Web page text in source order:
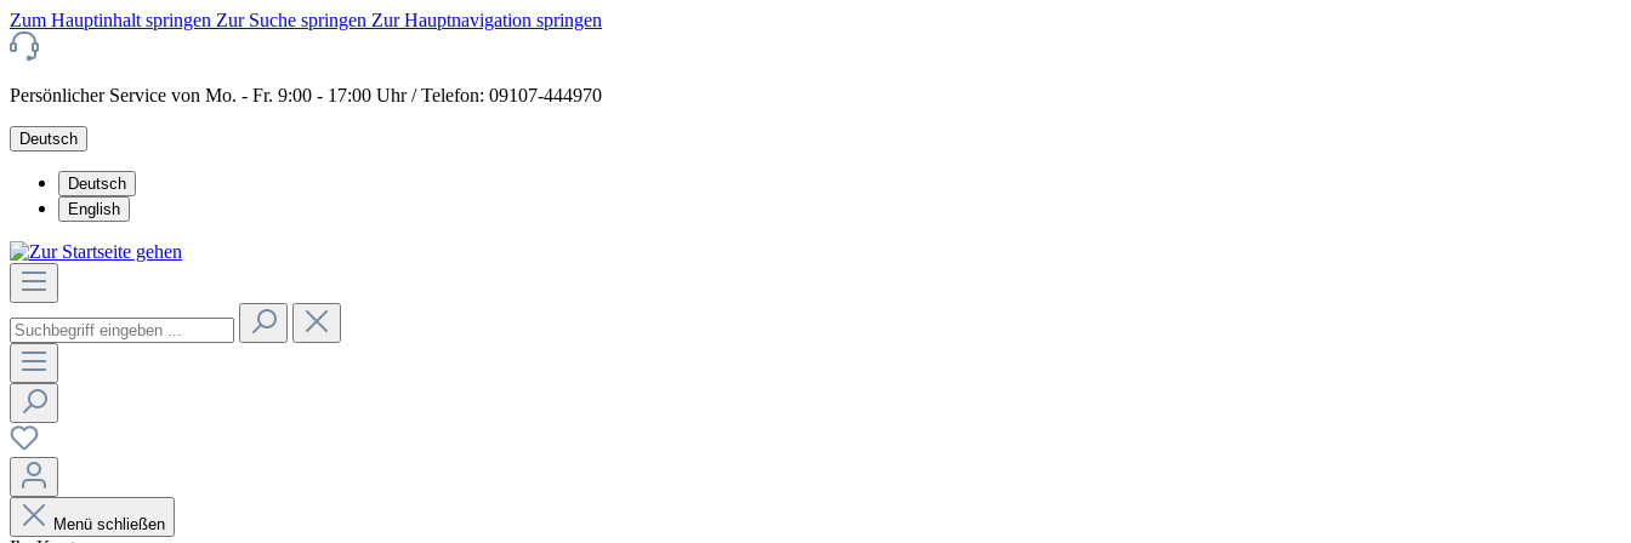
Zum Hauptinhalt springen Zur Suche springen Zur Hauptnavigation springen
Persönlicher Service von Mo. - Fr. 9:00 - 17:00 Uhr / Telefon: 09107-444970
Deutsch
Deutsch
English
Menü schließen